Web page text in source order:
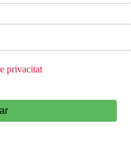
privacitat